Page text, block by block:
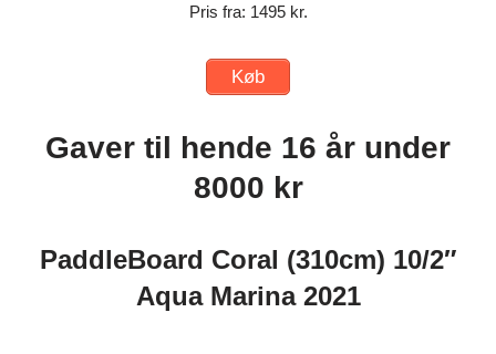
Pris fra: 1495 kr.
Køb
Gaver til hende 16 år under
8000 kr
PaddleBoard Coral (310cm) 10/2″
Aqua Marina 2021